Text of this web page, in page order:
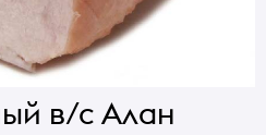
в/с Алан